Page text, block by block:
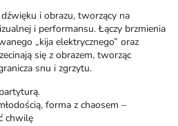
i obrazu, tworzący na
i performansu. Łączy brzmienia
„kija elektrycznego” oraz
się z obrazem, tworząc
snu i zgrzytu.
forma z chaosem –
chwilę